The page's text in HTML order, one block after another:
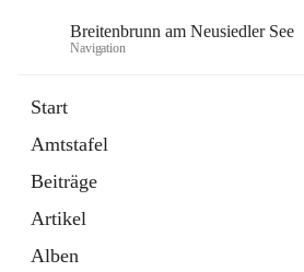
Breitenbrunn am Neusiedler See
Navigation
Start
Amtstafel
Beiträge
Artikel
Alben
18 Schnellzugriffe
Gemeindeservice